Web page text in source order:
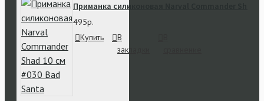
Приманка силиконовая Narval Commander Shad
495р.
Купить
В
закладки